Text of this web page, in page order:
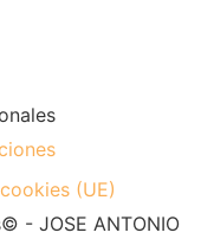
(UE)
- JOSE ANTONIO